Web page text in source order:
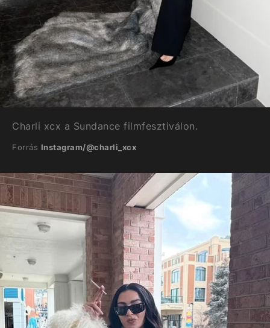
Charli xcx a Sundance filmfesztiválon.
Forrás Instagram/@charli_xcx